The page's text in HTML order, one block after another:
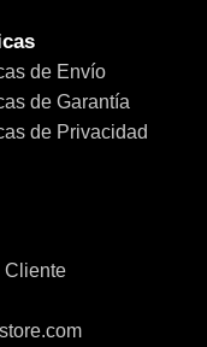
de Envío
de Garantía
de Privacidad
Cliente